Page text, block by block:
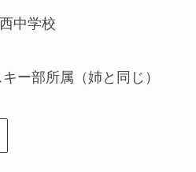
中学校
ー部所属（姉と同じ）